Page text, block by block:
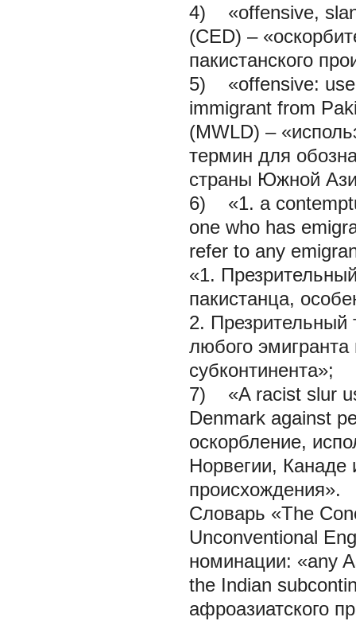
4) «offensive,
(CED) –
пакистанского
5) «offensive:
immigrant from
(MWLD) –
термин для
страны Южной
6) «1. a
one who has
refer to any
«1.
пакистанца,
2. Презрительный
любого
субконтинента»;
7) «A racist slur
Denmark against
оскорбление,
Норвегии, Канаде
происхождения».
Словарь «The
Unconventional
номинации: «any
the Indian
афроазиатского